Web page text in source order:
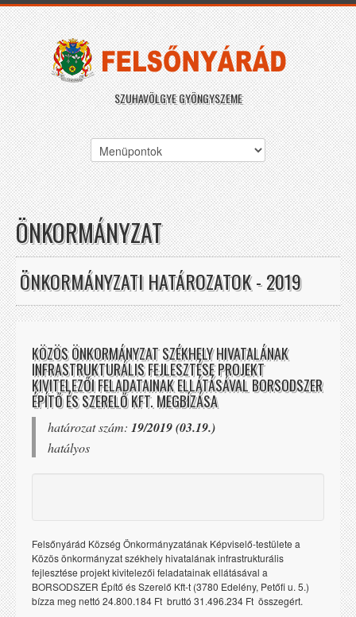
SZUHAVÖLGYE GYÖNGYSZEME
ÖNKORMÁNYZAT
ÖNKORMÁNYZATI HATÁROZATOK - 2019
KÖZÖS ÖNKORMÁNYZAT SZÉKHELY HIVATALÁNAK
INFRASTRUKTURÁLIS FEJLESZTÉSE PROJEKT
KIVITELEZŐI FELADATAINAK ELLÁTÁSÁVAL BORSODSZER
ÉPÍTŐ ÉS SZERELŐ KFT. MEGBÍZÁSA
határozat szám: 19/2019 (03.19.)
hatályos
Felsőnyárád Község Önkormányzatának Képviselő-testülete a
Közös önkormányzat székhely hivatalának infrastrukturális
fejlesztése projekt kivitelezői feladatainak ellátásával a
BORSODSZER Építő és Szerelő Kft-t (3780 Edelény, Petőfi u. 5.)
bízza meg nettó 24.800.184 Ft  bruttó 31.496.234 Ft  összegért.